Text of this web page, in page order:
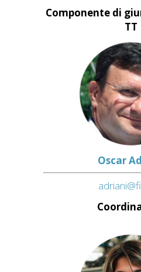
Componente di
TT
Oscar